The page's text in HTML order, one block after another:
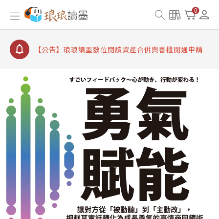
0
【公告】琅琅書店服務升級重要說明及資產合併結果
查詢
【公告】因 Readmoo 讀墨系統維護中，本站同步暫
【公告】琅琅讀墨數位閱讀資產合併與書櫃開通申請
【公告】琅琅讀墨 3 分鐘完成書櫃開通與資產合併申
【公告】琅琅書店服務升級重要說明及資產合併結果
查詢
【公告】因 Readmoo 讀墨系統維護中，本站同步暫
停部分閱讀服務